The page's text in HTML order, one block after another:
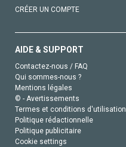
CRÉER UN COMPTE
AIDE & SUPPORT
Contactez-nous / FAQ
Qui sommes-nous ?
Mentions légales
© - Avertissements
Termes et conditions d'utilisation
Politique rédactionnelle
Politique publicitaire
Cookie settings